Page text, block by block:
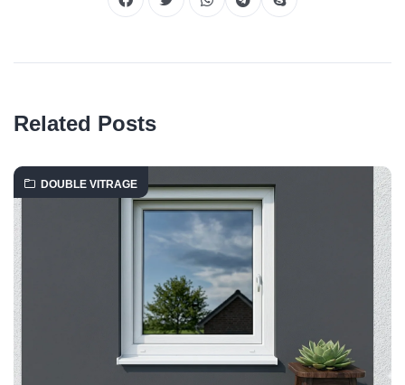
Related Posts
DOUBLE VITRAGE